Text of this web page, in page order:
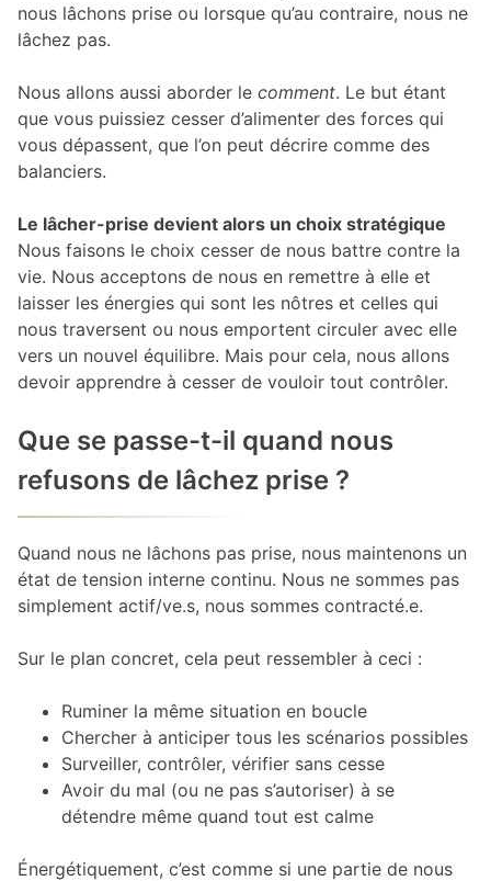
nous lâchons prise ou lorsque qu’au contraire, nous ne
lâchez pas.
Nous allons aussi aborder le comment. Le but étant
que vous puissiez cesser d’alimenter des forces qui
vous dépassent, que l’on peut décrire comme des
balanciers.
Le lâcher-prise devient alors un choix stratégique
Nous faisons le choix cesser de nous battre contre la
vie. Nous acceptons de nous en remettre à elle et
laisser les énergies qui sont les nôtres et celles qui
nous traversent ou nous emportent circuler avec elle
vers un nouvel équilibre. Mais pour cela, nous allons
devoir apprendre à cesser de vouloir tout contrôler.
Que se passe-t-il quand nous
refusons de lâchez prise ?
Quand nous ne lâchons pas prise, nous maintenons un
état de tension interne continu. Nous ne sommes pas
simplement actif/ve.s, nous sommes contracté.e.
Sur le plan concret, cela peut ressembler à ceci :
Ruminer la même situation en boucle
Chercher à anticiper tous les scénarios possibles
Surveiller, contrôler, vérifier sans cesse
Avoir du mal (ou ne pas s’autoriser) à se
détendre même quand tout est calme
Énergétiquement, c’est comme si une partie de nous